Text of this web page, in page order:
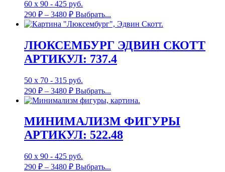
60 х 90 - 425 руб.
290 ₽ – 3480 ₽ Выбрать...
ЛЮКСЕМБУРГ ЭДВИН СКОТТ
АРТИКУЛ: 737.4
50 х 70 - 315 руб.
290 ₽ – 3480 ₽ Выбрать...
МИНИМАЛИЗМ ФИГУРЫ
АРТИКУЛ: 522.48
60 х 90 - 425 руб.
290 ₽ – 3480 ₽ Выбрать...